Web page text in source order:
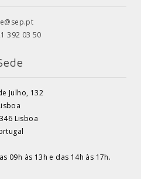
392 03 50
Julho, 132
Lisboa
09h às 13h e das 14h às 17h.